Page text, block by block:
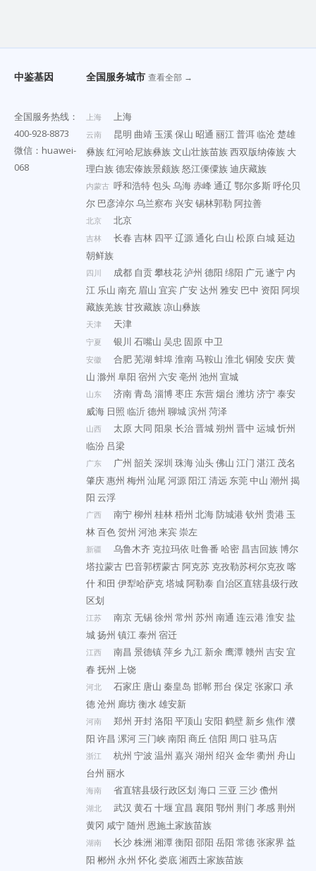
中鉴基因
全国服务热线：
400-928-8873
微信：huawei-
068
全国服务城市 查看全部 →
上海 上海
云南 昆明 曲靖 玉溪保山 昭通 丽江普洱临沧楚雄
彝族红河哈尼族彝族文山壮族苗族西双版纳傣族 大
理白族德宏傣族景颇族怒江傈僳族迪庆藏族
内蒙古 呼和浩特包头乌海赤峰通辽 鄂尔多斯呼伦贝
尔 巴彦淖尔乌兰察布 兴安锡林郭勒 阿拉善
北京 北京
吉林 长春 吉林 四平辽源通化 白山 松原 白城延边
朝鲜族
四川 成都 自贡攀枝花泸州 德阳 绵阳 广元遂宁 内
江 乐山 南充 眉山 宜宾 广安达州 雅安 巴中 资阳 阿坝
藏族羌族甘孜藏族凉山彝族
天津 天津
宁夏 银川 石嘴山 吴忠 固原中卫
安徽 合肥芜湖 蚌埠淮南马鞍山 淮北铜陵 安庆黄
山 滁州 阜阳 宿州 六安亳州 池州 宣城
山东 济南青岛 淄博枣庄 东营烟台 潍坊济宁泰安
威海 日照 临沂德州 聊城滨州 菏泽
山西 太原 大同 阳泉 长治晋城朔州 晋中 运城忻州
临汾 吕梁
广东 广州 韶关 深圳 珠海汕头佛山 江门 湛江 茂名
肇庆惠州 梅州 汕尾 河源阳江清远 东莞中山 潮州 揭
阳 云浮
广西 南宁柳州 桂林梧州 北海防城港钦州 贵港 玉
林百色贺州 河池来宾崇左
新疆 乌鲁木齐 克拉玛依 吐鲁番 哈密 昌吉回族博尔
塔拉蒙古 巴音郭楞蒙古阿克苏 克孜勒苏柯尔克孜喀
什和田 伊犁哈萨克塔城阿勒泰 自治区直辖县级行政
区划
江苏 南京无锡徐州 常州 苏州 南通 连云港淮安盐
城扬州 镇江泰州 宿迁
江西 南昌 景德镇萍乡 九江 新余鹰潭赣州 吉安宜
春 抚州 上饶
河北 石家庄 唐山 秦皇岛 邯郸邢台 保定 张家口 承
德沧州 廊坊衡水雄安新
河南 郑州 开封洛阳 平顶山 安阳 鹤壁 新乡焦作濮
阳 许昌 漯河三门峡南阳 商丘 信阳 周口 驻马店
浙江 杭州 宁波 温州 嘉兴湖州 绍兴金华衢州 舟山
台州 丽水
海南 省直辖县级行政区划 海口 三亚 三沙儋州
湖北 武汉 黄石十堰 宜昌 襄阳 鄂州 荆门 孝感荆州
黄冈 咸宁随州 恩施土家族苗族
湖南 长沙株洲 湘潭衡阳 邵阳 岳阳 常德张家界 益
阳 郴州 永州 怀化娄底湘西土家族苗族